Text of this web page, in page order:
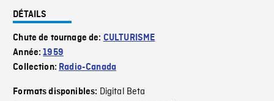
DÉTAILS
Chute de tournage de: CULTURISME
Année:1959
Collection: Radio-Canada
Formats disponibles: Digital Beta